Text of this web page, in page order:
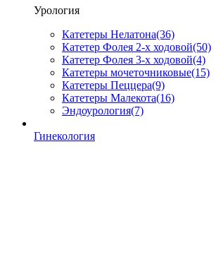
Урология
Катетеры Нелатона(36)
Катетер Фолея 2-х ходовой(50)
Катетер Фолея 3-х ходовой(4)
Катетеры мочеточниковые(15)
Катетеры Пеццера(9)
Катетеры Малекота(16)
Эндоурология(7)
Гинекология